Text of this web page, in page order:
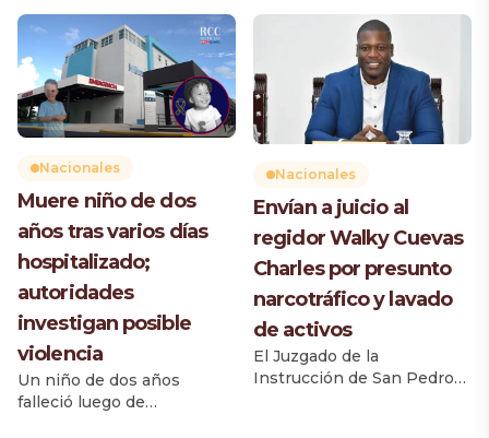
provocará un incremento
de las lluvias durante la
tarde y primeras horas de la
noche de este viernes, con
aguaceros de diferentes
intensidades, tormentas
eléctricas y ráfagas de
viento aisladas en varias
madrugada se registran
chubascos con tronadas
aisladas principalmente […]
de manera directa a 52,792
ciudadanos, según el
Informe del Parque
Vehicular 2025 de la
Dirección General de
Impuestos Internos (DGII).
El acto fue encabezado por
el director ejecutivo […]
Nacionales
Muere niño de dos
años tras varios días
hospitalizado;
autoridades
investigan posible
violencia
Un niño de dos años
falleció luego de
Nacionales
Envían a juicio al
regidor Walky Cuevas
Charles por presunto
narcotráfico y lavado
de activos
El Juzgado de la
Instrucción de San Pedro